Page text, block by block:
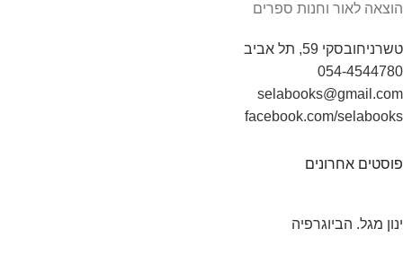
הוצאה לאור וחנות ספרים
טשרניחובסקי 59, תל אביב
054-4544780
selabooks@gmail.com
facebook.com/selabooks
פוסטים אחרונים
ינון מגל. הביוגרפיה